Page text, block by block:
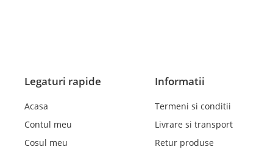
Legaturi rapide
Acasa
Contul meu
Cosul meu
Informatii
Termeni si conditii
Livrare si transport
Retur produse